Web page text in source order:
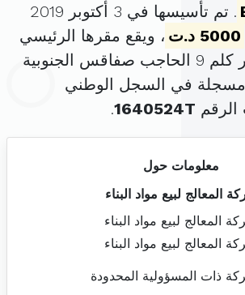
. تم تأسيسها في 3 أكتوبر 2019
5000 د.ت
، ويقع مقرها الرئيسي
في طريق المطار كلم 9 الحاجب صفاقس الجنوبية
مسجلة في السجل الوطني
1640524T
.
معلومات حول
المعالج لبيع مواد البناء
المعالج لبيع مواد البناء
المعالج لبيع مواد البناء
ذات المسؤولية المحدودة